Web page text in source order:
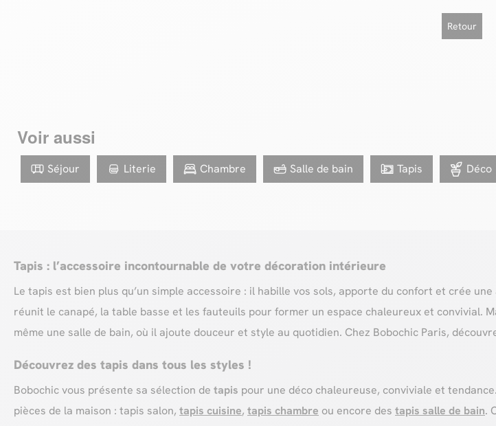
Retour
Voir aussi
Séjour Literie Chambre Salle de bain Tapis Déco
Tapis : l’accessoire incontournable de votre décoration intérieure
Le tapis est bien plus qu’un simple accessoire : il habille vos sols, apporte du confort et crée
réunit le canapé, la table basse et les fauteuils pour former un espace chaleureux et convivial.
même une salle de bain, où il ajoute douceur et style au quotidien. Chez Bobochic Paris,
Découvrez des tapis dans tous les styles !
Bobochic vous présente sa sélection de tapis pour une déco chaleureuse, conviviale et
pièces de la maison : tapis salon, tapis cuisine, tapis chambre ou encore des tapis salle de bain.